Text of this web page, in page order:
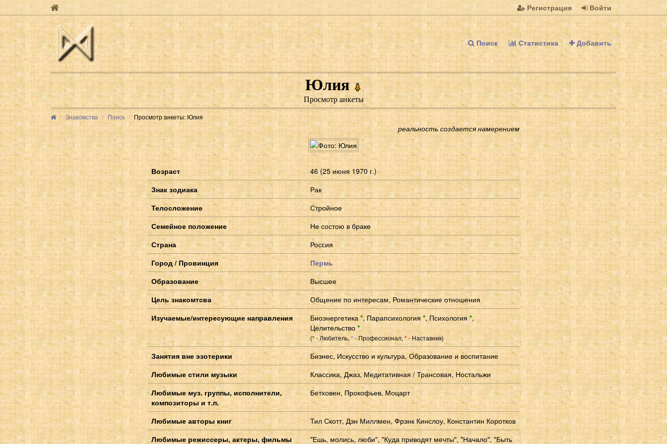
Регистрация Войти
Поиск Статистика Добавить
Юлия
Просмотр анкеты
Знакомства Поиск Просмотр анкеты: Юлия
реальность создается намерением
Возраст
46 (25 июня 1970 г.)
Знак зодиака
Рак
Телосложение
Стройное
Семейное положение
Не состою в браке
Страна
Россия
Город / Провинция
Пермь
Образование
Высшее
Цель знакомтсва
Общение по интересам, Романтические отношения
Изучаемые/интересующие направления
Биоэнергетика *, Парапсихология *, Психология*,
Целительство *
(*- Любитель, * - Профессионал, *- Наставник)
Занятия вне эзотерики
Бизнес, Искусство и культура, Образование и воспитание
Любимые стили музыки
Классика, Джаз, Медитативная / Трансовая, Ностальжи
Любимые муз. группы, исполнители,
композиторы и т.п.
Бетховен, Прокофьев, Моцарт
Любимые авторы книг
Тил Скотт, Дэн Миллмен, Фрэнк Кинслоу, Константин Коротков
Любимые режиссеры, актеры, фильмы
"Ешь, молись, люби", "Куда приводят мечты", "Начало", "Быть